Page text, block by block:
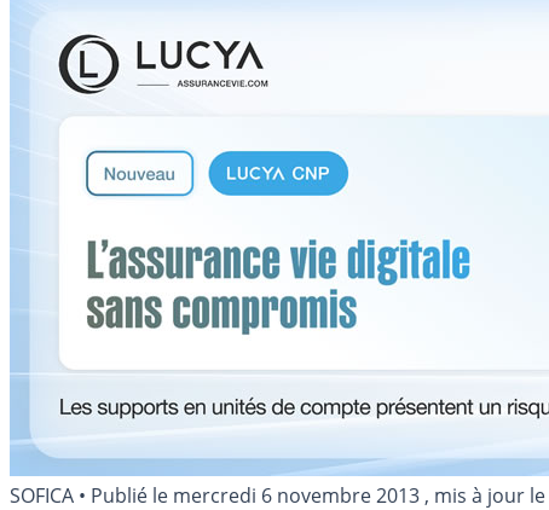
SOFICA • Publié le mercredi 6 novembre 2013 , mis à jour le